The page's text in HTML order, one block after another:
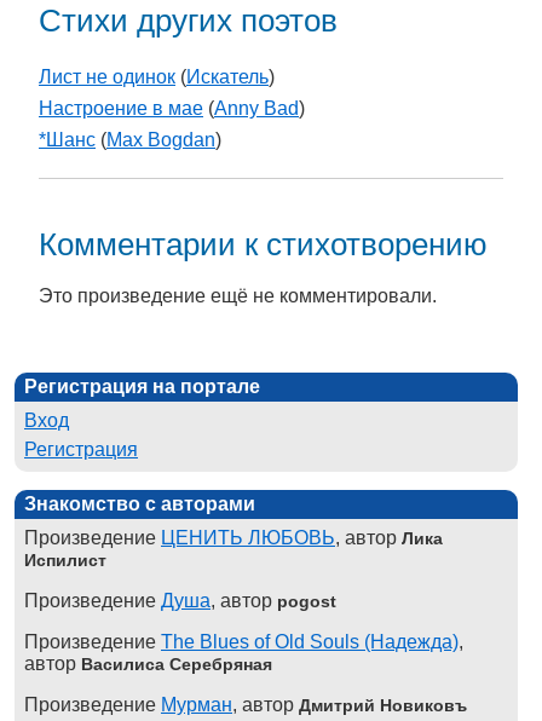
Стихи других поэтов
Лист не одинок (Искатель)
Настроение в мае (Anny Bad)
*Шанс (Max Bogdan)
Комментарии к стихотворению
Это произведение ещё не комментировали.
Регистрация на портале
Вход
Регистрация
Знакомство с авторами
Произведение ЦЕНИТЬ ЛЮБОВЬ, автор Лика
Испилист
Произведение Душа, автор pogost
Произведение The Blues of Old Souls (Надежда),
автор Василиса Серебряная
Произведение Мурман, автор Дмитрий Новиковъ